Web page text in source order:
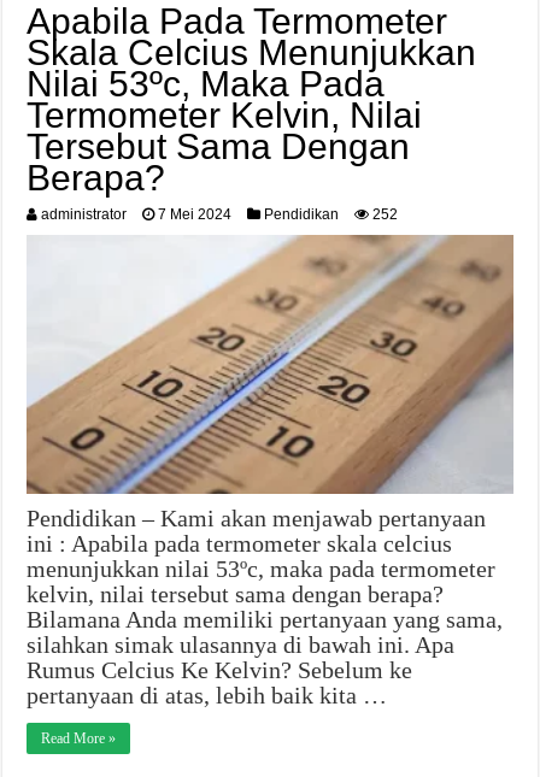
Apabila Pada Termometer
Skala Celcius Menunjukkan
Nilai 53ºc, Maka Pada
Termometer Kelvin, Nilai
Tersebut Sama Dengan
Berapa?
administrator 7 Mei 2024 Pendidikan 252
Pendidikan – Kami akan menjawab pertanyaan
ini : Apabila pada termometer skala celcius
menunjukkan nilai 53ºc, maka pada termometer
kelvin, nilai tersebut sama dengan berapa?
Bilamana Anda memiliki pertanyaan yang sama,
silahkan simak ulasannya di bawah ini. Apa
Rumus Celcius Ke Kelvin? Sebelum ke
pertanyaan di atas, lebih baik kita …
Read More »